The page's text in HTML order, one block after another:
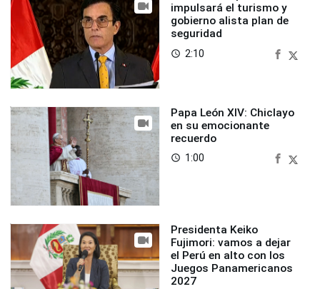
impulsará el turismo y
gobierno alista plan de
seguridad
access_time 2:10
Papa León XIV: Chiclayo
en su emocionante
recuerdo
access_time 1:00
Presidenta Keiko
Fujimori: vamos a dejar
el Perú en alto con los
Juegos Panamericanos
2027